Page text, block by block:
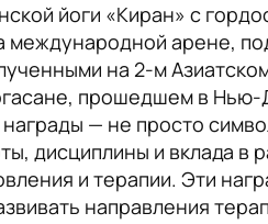
йоги «Киран» с
международной арене,
на 2-м
прошедшем в Нью-
награды — не просто
дисциплины и вклада в
и терапии. Эти
направления